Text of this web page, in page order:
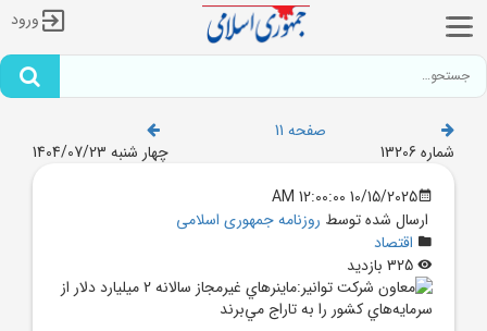
ورود
صفحه 11
شماره 13206
چهار شنبه 1404/07/23
10/15/2025 12:00:00 AM
ارسال شده توسط روزنامه جمهوری اسلامی
اقتصاد